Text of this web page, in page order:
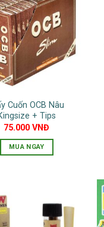
Cuốn OCB Nâu
+ Tips
75.000VNĐ
MUA NGAY